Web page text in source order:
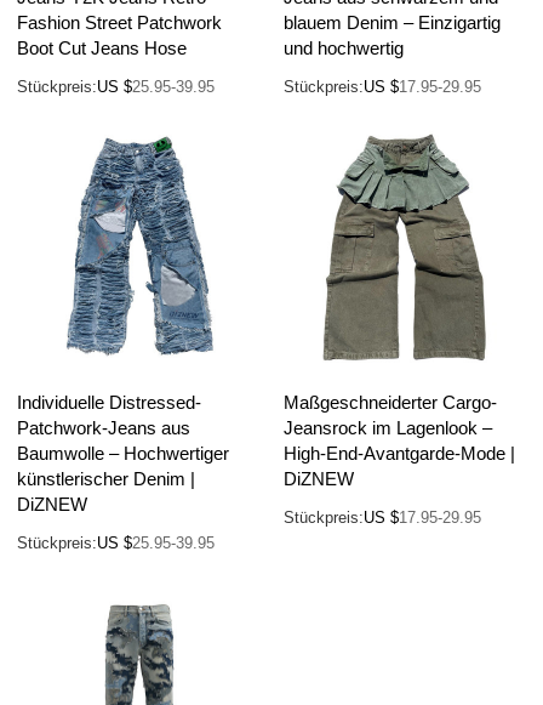
Fashion Street Patchwork
Boot Cut Jeans Hose
Stückpreis:US $25.95-39.95
blauem Denim – Einzigartig
und hochwertig
Stückpreis:US $17.95-29.95
Individuelle Distressed-
Patchwork-Jeans aus
Baumwolle – Hochwertiger
künstlerischer Denim |
DiZNEW
Stückpreis:US $25.95-39.95
Maßgeschneiderter Cargo-
Jeansrock im Lagenlook –
High-End-Avantgarde-Mode |
DiZNEW
Stückpreis:US $17.95-29.95